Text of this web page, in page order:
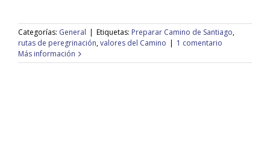
Categorías: General Etiquetas: Preparar Camino de Santiago,
rutas de peregrinación,valores del Camino
1 comentario
Más información